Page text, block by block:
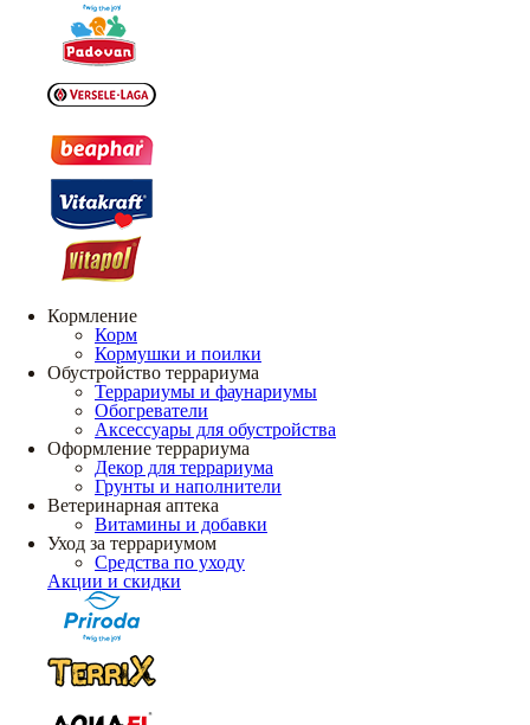
Кормление
Корм
Кормушки и поилки
Обустройство террариума
Террариумы и фаунариумы
Обогреватели
Аксессуары для обустройства
Оформление террариума
Декор для террариума
Грунты и наполнители
Ветеринарная аптека
Витамины и добавки
Уход за террариумом
Средства по уходу
Акции и скидки